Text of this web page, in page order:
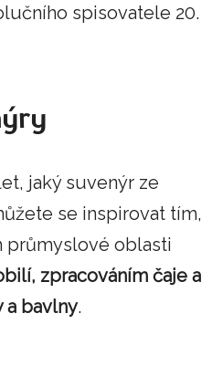
spisovatele 20.
jaký suvenýr ze
se inspirovat tím,
průmyslové oblasti
zpracováním čaje a
a bavlny.